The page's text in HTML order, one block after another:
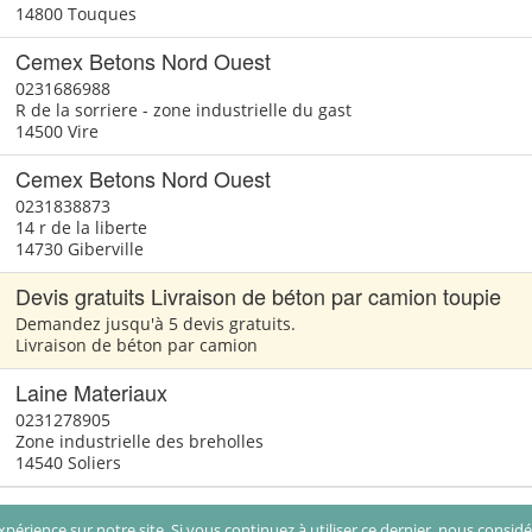
14800 Touques
Cemex Betons Nord Ouest
0231686988
R de la sorriere - zone industrielle du gast
14500 Vire
Cemex Betons Nord Ouest
0231838873
14 r de la liberte
14730 Giberville
Devis gratuits Livraison de béton par camion toupie
Demandez jusqu'à 5 devis gratuits.
Livraison de béton par camion
Laine Materiaux
0231278905
Zone industrielle des breholles
14540 Soliers